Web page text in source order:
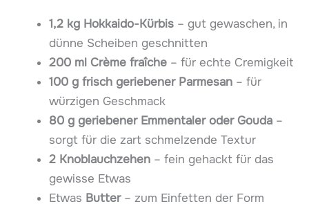
1,2 kg Hokkaido-Kürbis – gut gewaschen, in
dünne Scheiben geschnitten
200 ml Crème fraîche – für echte Cremigkeit
100 g frisch geriebener Parmesan – für
würzigen Geschmack
80 g geriebener Emmentaler oder Gouda –
sorgt für die zart schmelzende Textur
2 Knoblauchzehen – fein gehackt für das
gewisse Etwas
Etwas Butter– zum Einfetten der Form